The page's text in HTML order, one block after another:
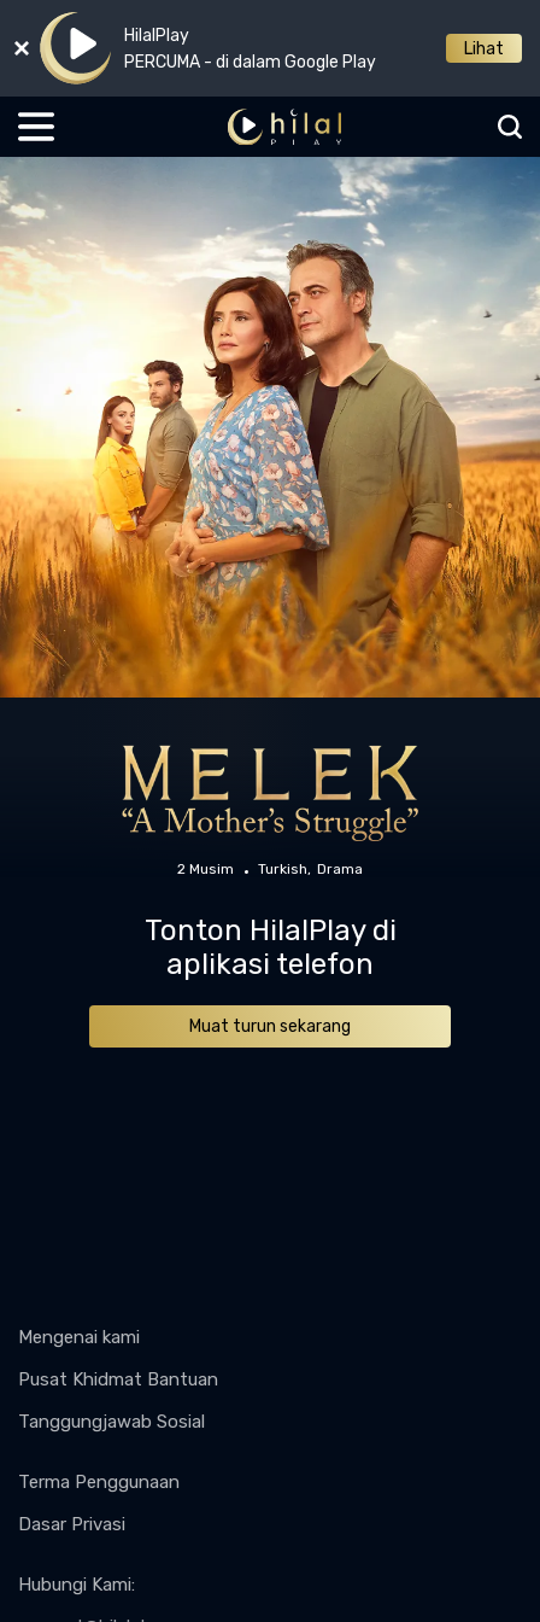
HilalPlay
PERCUMA - di dalam Google Play
Lihat
2 Musim Turkish Drama
Tonton HilalPlay di
aplikasi telefon
Muat turun sekarang
Mengenai kami
Pusat Khidmat Bantuan
Tanggungjawab Sosial
Terma Penggunaan
Dasar Privasi
Hubungi Kami: